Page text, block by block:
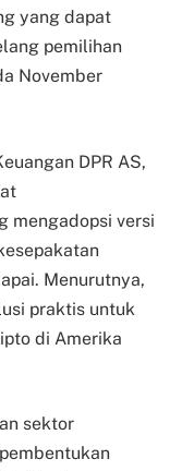
yang dapat
pemilihan
November
DPR AS,
mengadopsi versi
Menurutnya,
praktis untuk
di Amerika
sektor